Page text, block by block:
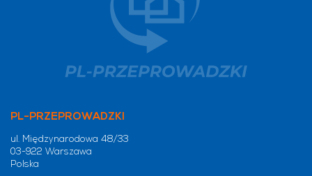
PL-PRZEPROWADZKI
ul. Międzynarodowa 48/33
03-922 Warszawa
Polska